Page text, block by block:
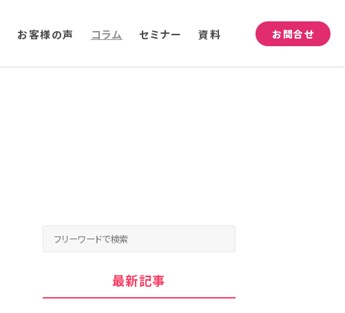
お客様の声 コラム セミナー 資料 お問合せ
最新記事